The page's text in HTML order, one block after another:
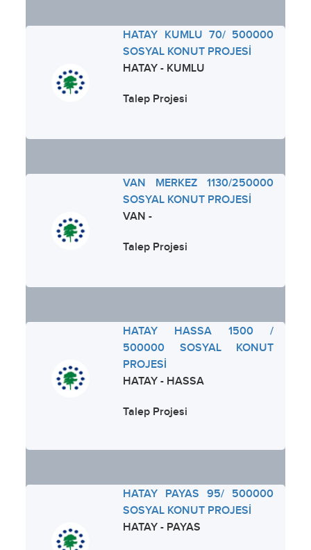
HATAY KUMLU 70/ 500000
SOSYAL KONUT PROJESİ
HATAY - KUMLU
Talep Projesi
VAN MERKEZ 1130/250000
SOSYAL KONUT PROJESİ
VAN -
Talep Projesi
HATAY HASSA 1500 /
500000 SOSYAL KONUT
PROJESİ
HATAY - HASSA
Talep Projesi
HATAY PAYAS 95/ 500000
SOSYAL KONUT PROJESİ
HATAY - PAYAS